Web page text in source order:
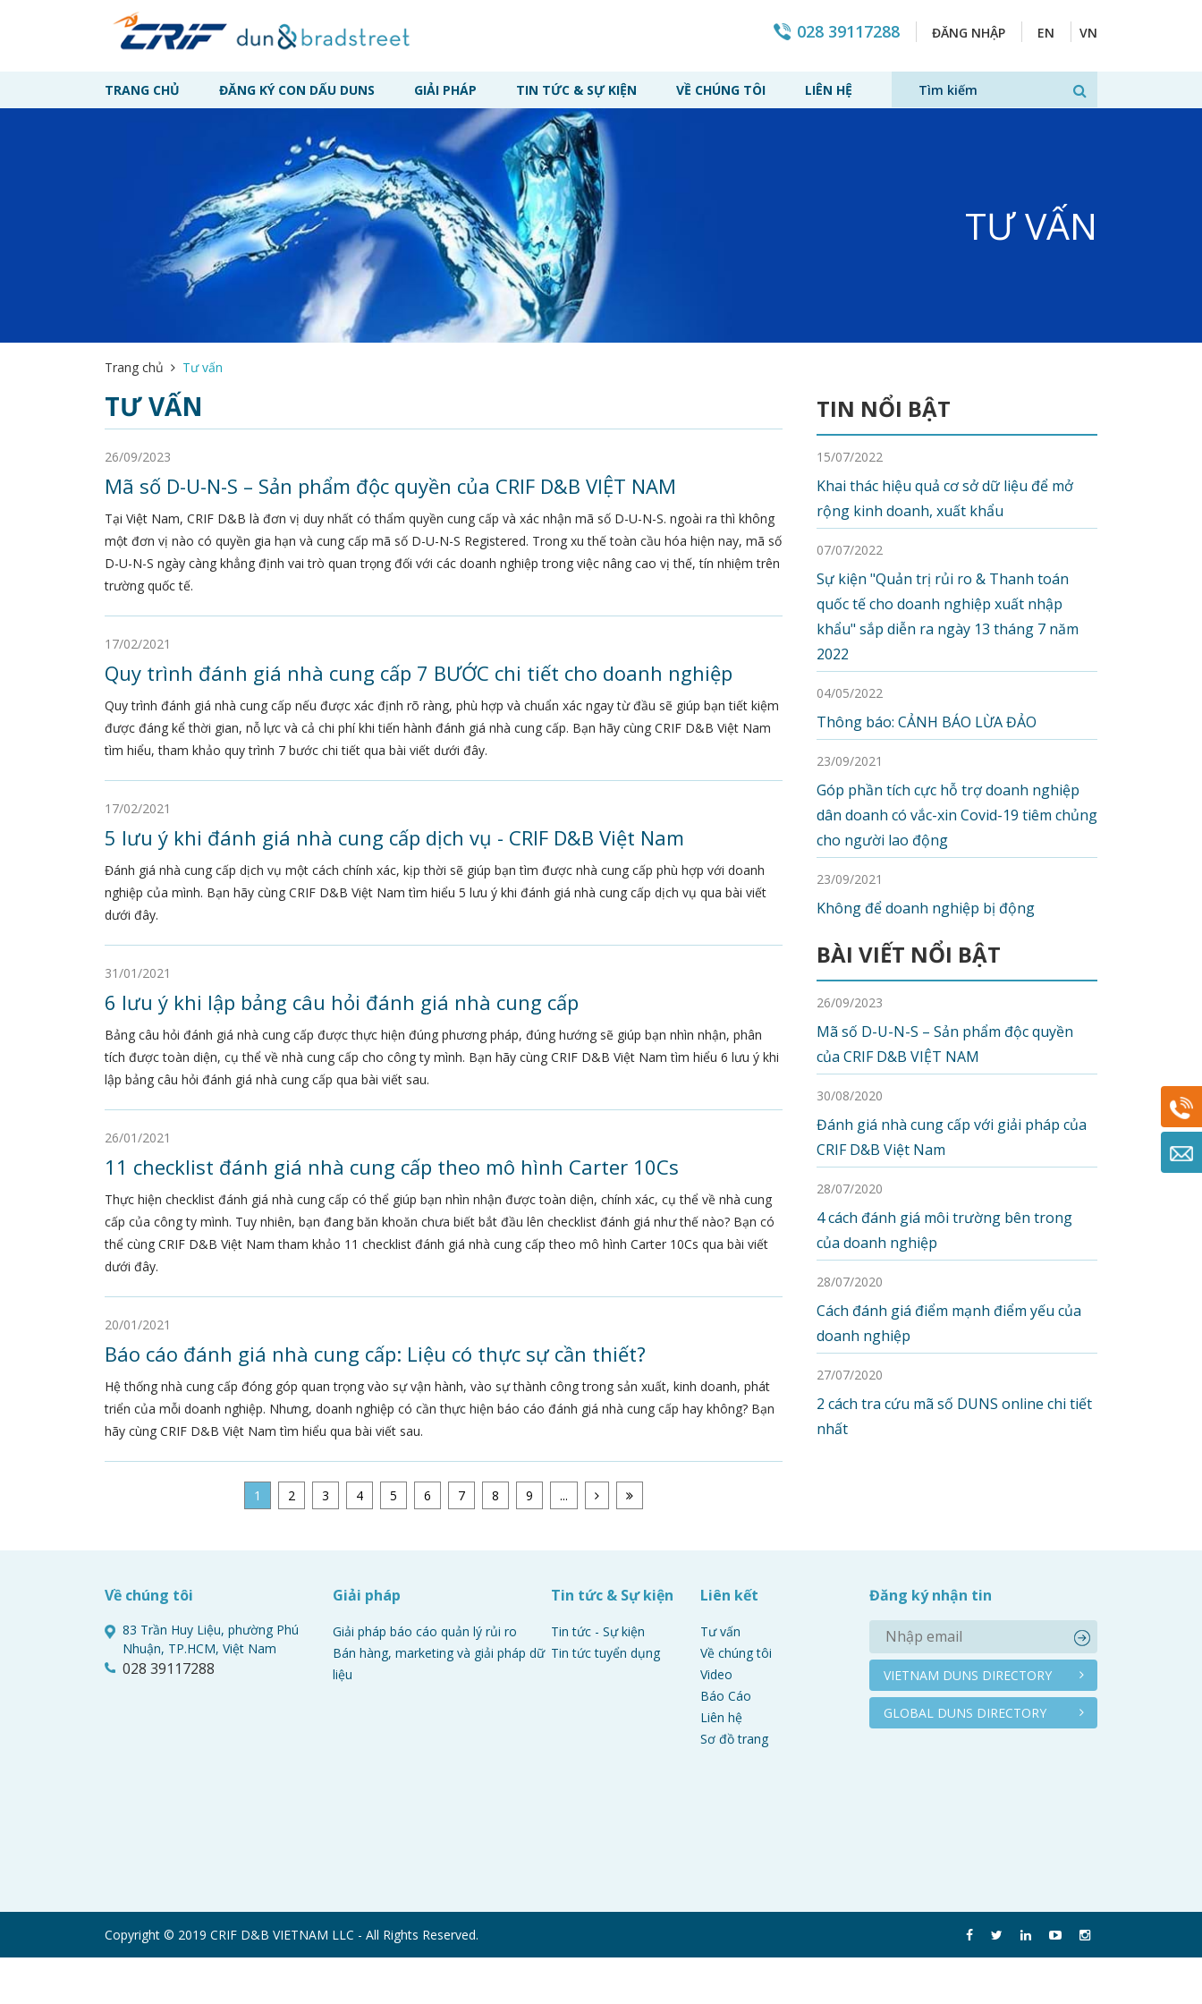
028 39117288 ĐĂNG NHẬP EN VN
TRANG CHỦ ĐĂNG KÝ CON DẤU DUNS GIẢI PHÁP TIN TỨC & SỰ KIỆN VỀ CHÚNG TÔI LIÊN HỆ
TƯ VẤN
Trang chủ Tư vấn
TƯ VẤN
26/09/2023
Mã số D-U-N-S – Sản phẩm độc quyền của CRIF D&B VIỆT NAM
Tại Việt Nam, CRIF D&B là đơn vị duy nhất có thẩm quyền cung cấp và xác nhận mã số D-U-N-S. ngoài ra thì không
một đơn vị nào có quyền gia hạn và cung cấp mã số D-U-N-S Registered. Trong xu thế toàn cầu hóa hiện nay, mã số
D-U-N-S ngày càng khẳng định vai trò quan trọng đối với các doanh nghiệp trong việc nâng cao vị thế, tín nhiệm trên
trường quốc tế.
17/02/2021
Quy trình đánh giá nhà cung cấp 7 BƯỚC chi tiết cho doanh nghiệp
Quy trình đánh giá nhà cung cấp nếu được xác định rõ ràng, phù hợp và chuẩn xác ngay từ đầu sẽ giúp bạn tiết kiệm
được đáng kể thời gian, nỗ lực và cả chi phí khi tiến hành đánh giá nhà cung cấp. Bạn hãy cùng CRIF D&B Việt Nam
tìm hiểu, tham khảo quy trình 7 bước chi tiết qua bài viết dưới đây.
17/02/2021
5 lưu ý khi đánh giá nhà cung cấp dịch vụ - CRIF D&B Việt Nam
Đánh giá nhà cung cấp dịch vụ một cách chính xác, kịp thời sẽ giúp bạn tìm được nhà cung cấp phù hợp với doanh
nghiệp của mình. Bạn hãy cùng CRIF D&B Việt Nam tìm hiểu 5 lưu ý khi đánh giá nhà cung cấp dịch vụ qua bài viết
dưới đây.
31/01/2021
6 lưu ý khi lập bảng câu hỏi đánh giá nhà cung cấp
Bảng câu hỏi đánh giá nhà cung cấp được thực hiện đúng phương pháp, đúng hướng sẽ giúp bạn nhìn nhận, phân
tích được toàn diện, cụ thể về nhà cung cấp cho công ty mình. Bạn hãy cùng CRIF D&B Việt Nam tìm hiểu 6 lưu ý khi
lập bảng câu hỏi đánh giá nhà cung cấp qua bài viết sau.
26/01/2021
11 checklist đánh giá nhà cung cấp theo mô hình Carter 10Cs
Thực hiện checklist đánh giá nhà cung cấp có thể giúp bạn nhìn nhận được toàn diện, chính xác, cụ thể về nhà cung
cấp của công ty mình. Tuy nhiên, bạn đang băn khoăn chưa biết bắt đầu lên checklist đánh giá như thế nào? Bạn có
thể cùng CRIF D&B Việt Nam tham khảo 11 checklist đánh giá nhà cung cấp theo mô hình Carter 10Cs qua bài viết
dưới đây.
20/01/2021
Báo cáo đánh giá nhà cung cấp: Liệu có thực sự cần thiết?
Hệ thống nhà cung cấp đóng góp quan trọng vào sự vận hành, vào sự thành công trong sản xuất, kinh doanh, phát
triển của mỗi doanh nghiệp. Nhưng, doanh nghiệp có cần thực hiện báo cáo đánh giá nhà cung cấp hay không? Bạn
hãy cùng CRIF D&B Việt Nam tìm hiểu qua bài viết sau.
1 2 3 4 5 6 7 8 9 ...
TIN NỔI BẬT
15/07/2022
Khai thác hiệu quả cơ sở dữ liệu để mở
rộng kinh doanh, xuất khẩu
07/07/2022
Sự kiện "Quản trị rủi ro & Thanh toán
quốc tế cho doanh nghiệp xuất nhập
khẩu" sắp diễn ra ngày 13 tháng 7 năm
2022
04/05/2022
Thông báo: CẢNH BÁO LỪA ĐẢO
23/09/2021
Góp phần tích cực hỗ trợ doanh nghiệp
dân doanh có vắc-xin Covid-19 tiêm chủng
cho người lao động
23/09/2021
Không để doanh nghiệp bị động
BÀI VIẾT NỔI BẬT
26/09/2023
Mã số D-U-N-S – Sản phẩm độc quyền
của CRIF D&B VIỆT NAM
30/08/2020
Đánh giá nhà cung cấp với giải pháp của
CRIF D&B Việt Nam
28/07/2020
4 cách đánh giá môi trường bên trong
của doanh nghiệp
28/07/2020
Cách đánh giá điểm mạnh điểm yếu của
doanh nghiệp
27/07/2020
2 cách tra cứu mã số DUNS online chi tiết
nhất
Về chúng tôi
83 Trần Huy Liệu, phường Phú
Nhuận, TP.HCM, Việt Nam
028 39117288
Giải pháp
Giải pháp báo cáo quản lý rủi ro
Bán hàng, marketing và giải pháp dữ
liệu
Tin tức & Sự kiện
Tin tức - Sự kiện
Tin tức tuyển dụng
Liên kết
Tư vấn
Về chúng tôi
Video
Báo Cáo
Liên hệ
Sơ đồ trang
Đăng ký nhận tin
VIETNAM DUNS DIRECTORY
GLOBAL DUNS DIRECTORY
Copyright © 2019 CRIF D&B VIETNAM LLC - All Rights Reserved.